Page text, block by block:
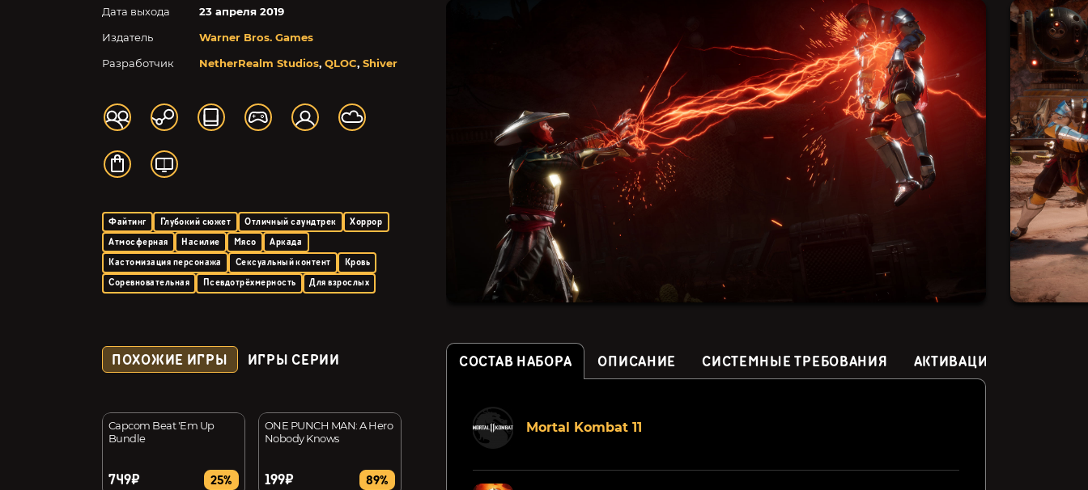
Дата выхода
23 апреля 2019
Издатель
Warner Bros. Games
Разработчик
NetherRealm Studios, QLOC, Shiver
Файтинг Глубокий сюжет Отличный саундтрек
Хоррор
Атмосферная
Насилие Мясо
Аркада
Кастомизация персонажа
Сексуальный контент
Кровь
Соревновательная
Псевдотрёхмерность Для взрослых
ПОХОЖИЕ ИГРЫ ИГРЫ СЕРИИ
Capcom Beat 'Em Up
Bundle
749₽ 25%
ONE PUNCH MAN: A Hero
Nobody Knows
199₽ 89%
GAROU: MARK OF THE
Crewsaders
СОСТАВ НАБОРА ОПИСАНИЕ СИСТЕМНЫЕ ТРЕБОВАНИЯ АКТИВАЦИЯ
Mortal Kombat 11